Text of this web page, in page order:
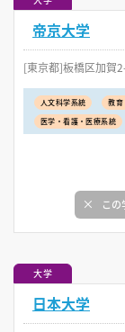
帝京大学
[東京都]板橋区加賀
人文科学系統 教育
医学・看護・医療系統
こ
大学
日本大学